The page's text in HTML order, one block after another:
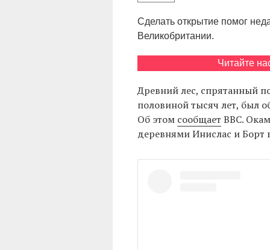
Сделать открытие помог
Великобритании.
Читайте
Древний лес, спрятанный
половиной тысяч лет, был
Об этом сообщает BBC.
деревнями Инислас и Борт